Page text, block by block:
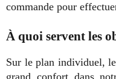
commande pour
À quoi servent les
Sur le plan individuel,